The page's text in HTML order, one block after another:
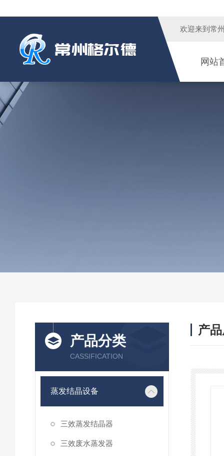
欢迎来到 常
网站
产品分类
CASSIFICATION
蒸发结晶设备
三效蒸发结晶器
三效废水蒸发器
产